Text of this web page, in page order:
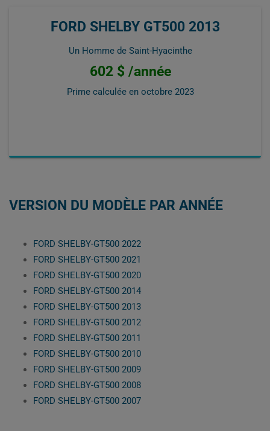
FORD SHELBY GT500 2013
Un Homme de Saint-Hyacinthe
602 $ /année
Prime calculée en octobre 2023
VERSION DU MODÈLE PAR ANNÉE
FORD SHELBY-GT500 2022
FORD SHELBY-GT500 2021
FORD SHELBY-GT500 2020
FORD SHELBY-GT500 2014
FORD SHELBY-GT500 2013
FORD SHELBY-GT500 2012
FORD SHELBY-GT500 2011
FORD SHELBY-GT500 2010
FORD SHELBY-GT500 2009
FORD SHELBY-GT500 2008
FORD SHELBY-GT500 2007